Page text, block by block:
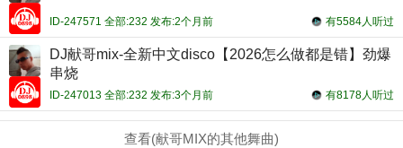
有5584人听过
ID-247571 全部:232 发布:2个月前
DJ献哥mix-全新中文disco【2026怎么做都是错】劲爆
串烧
有8178人听过
ID-247013 全部:232 发布:3个月前
查看(献哥MIX的其他舞曲)